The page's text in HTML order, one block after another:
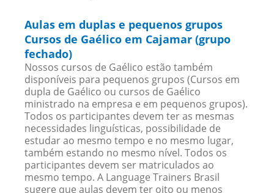
Aulas em duplas e pequenos grupos
Cursos de Gaélico em Cajamar (grupo
fechado)
Nossos cursos de Gaélico estão também
disponíveis para pequenos grupos (Cursos em
dupla de Gaélico ou cursos de Gaélico
ministrado na empresa e em pequenos grupos).
Todos os participantes devem ter as mesmas
necessidades linguísticas, possibilidade de
estudar ao mesmo tempo e no mesmo lugar,
também estando no mesmo nível. Todos os
participantes devem ser matriculados ao
mesmo tempo. A Language Trainers Brasil
sugere que aulas devem ter oito ou menos